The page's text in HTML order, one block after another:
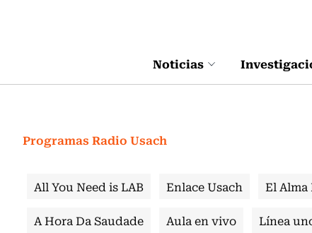
Noticias
Programas Radio Usach
All You Need is LAB Enlace Usach El
A Hora Da Saudade
Aula en vivo Línea